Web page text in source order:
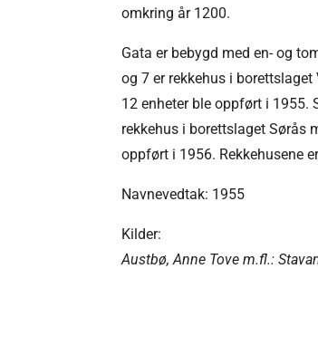
omkring år 1200.
Gata er bebygd med en- og
og 7 er rekkehus i
12 enheter ble oppført i 1955.
rekkehus i borettslaget Sørås
oppført i 1956. Rekkehusene
Navnevedtak: 1955
Kilder:
Austbø, Anne Tove m.fl.: